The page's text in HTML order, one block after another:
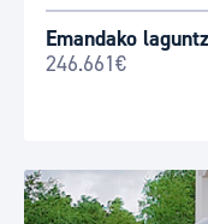
Emandako
246.661€